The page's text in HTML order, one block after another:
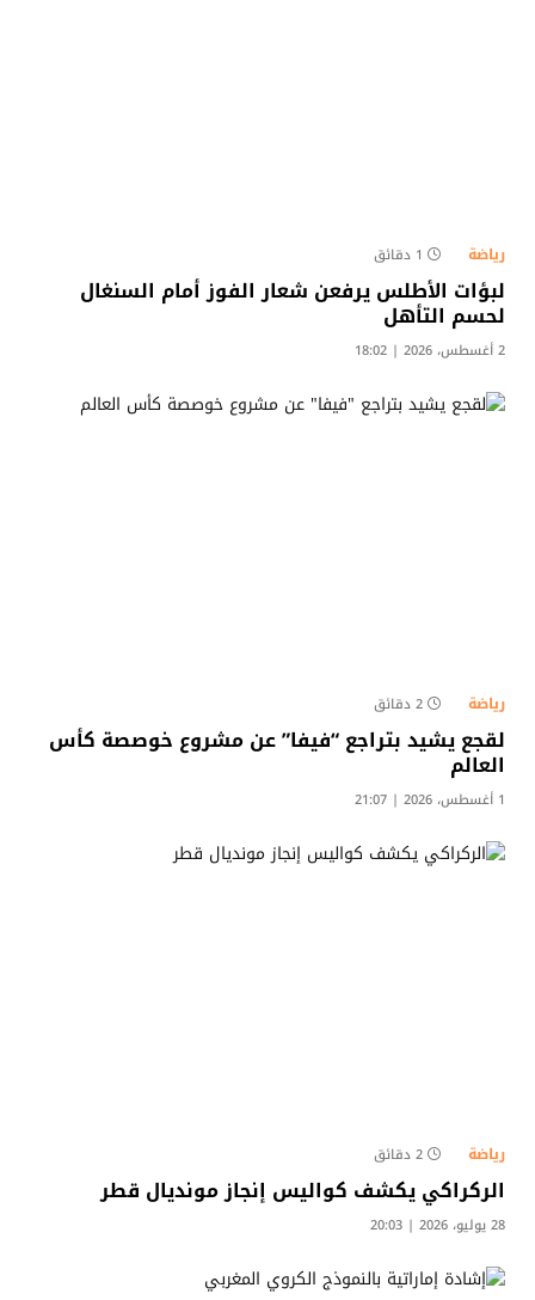
رياضة 1 دقائق
لبؤات الأطلس يرفعن شعار الفوز أمام السنغال
لحسم التأهل
2 أغسطس، 2026 | 18:02
رياضة 2 دقائق
لقجع يشيد بتراجع “فيفا” عن مشروع خوصصة كأس
العالم
1 أغسطس، 2026 | 21:07
رياضة 2 دقائق
الركراكي يكشف كواليس إنجاز مونديال قطر
28 يوليو، 2026 | 20:03